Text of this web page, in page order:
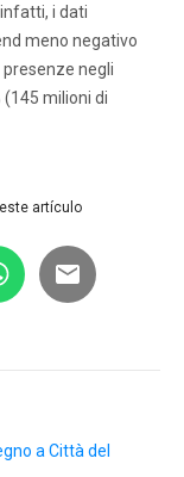
i dati
meno negativo
negli
milioni di
artículo
a Città del